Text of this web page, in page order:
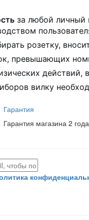
за любой личный
розетку,
превышающих
вилку
Гарантия
Гарантия магазина 2 года